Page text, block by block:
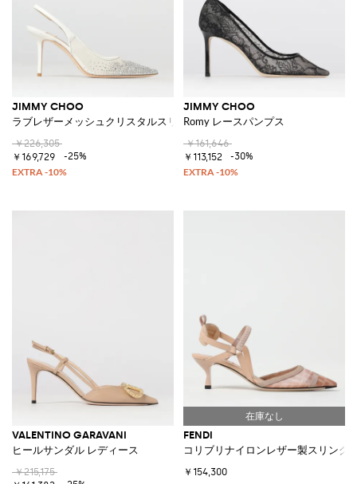
JIMMY CHOO
ラブレザーメッシュクリスタルスリングバックパンプス
￥226,305
￥169,729
-25%
JIMMY CHOO
Romy レースパンプス
￥161,646
￥113,152
-30%
VALENTINO GARAVANI
ヒールサンダル レディース
￥215,175
FENDI
コリブリナイロンレザー製スリング
￥154,300